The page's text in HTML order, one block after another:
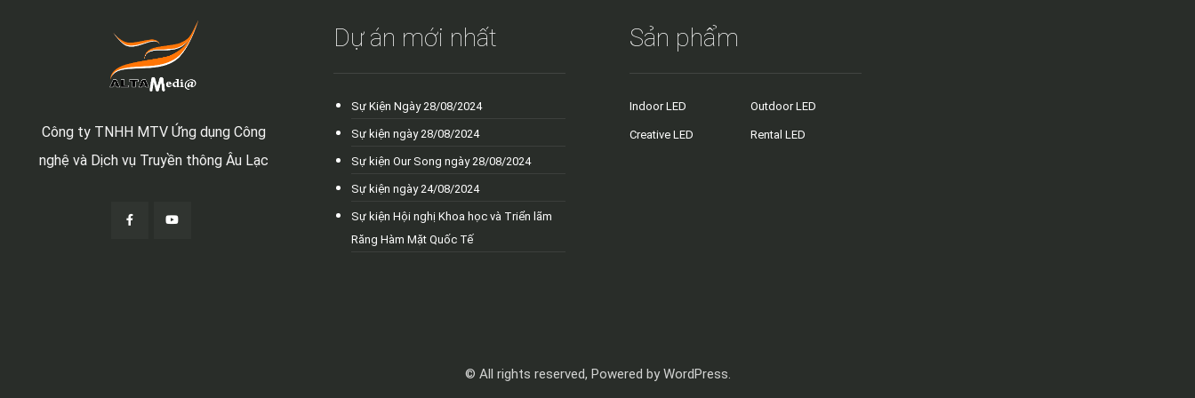
Công ty TNHH MTV Ứng dụng Công
nghệ và Dịch vụ Truyền thông Âu Lạc
Dự án mới nhất
Sự Kiện Ngày 28/08/2024
Sự kiện ngày 28/08/2024
Sự kiện Our Song ngày 28/08/2024
Sự kiện ngày 24/08/2024
Sự kiện Hội nghị Khoa học và Triển lãm
Răng Hàm Mặt Quốc Tế
Sản phẩm
Indoor LED Outdoor LED
Creative LED Rental LED
© All rights reserved, Powered by WordPress.